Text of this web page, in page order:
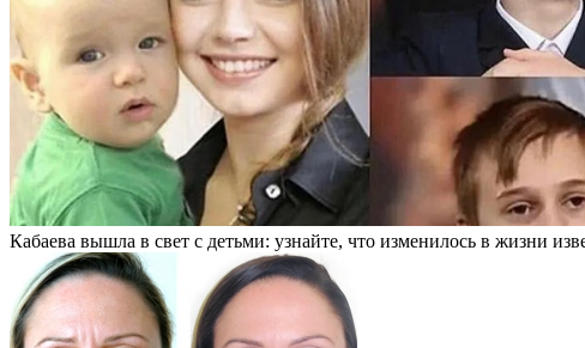
Кабаева вышла в свет с детьми: узнайте, что изменилось в жизни